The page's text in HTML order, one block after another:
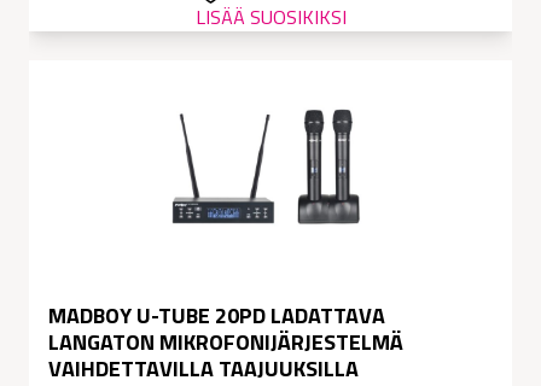
LISÄÄ SUOSIKIKSI
MADBOY U-TUBE 20PD LADATTAVA
LANGATON MIKROFONIJÄRJESTELMÄ
VAIHDETTAVILLA TAAJUUKSILLA